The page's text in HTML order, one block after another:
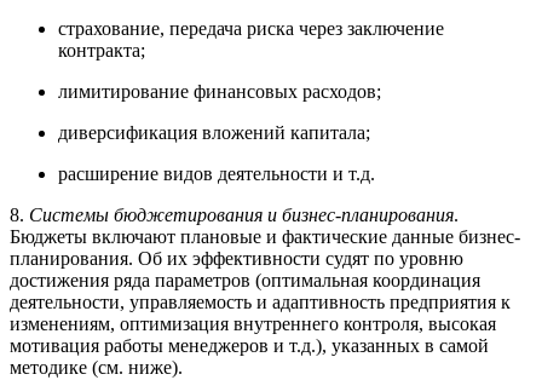
страхование, передача риска через заключение
контракта;
лимитирование финансовых расходов;
диверсификация вложений капитала;
расширение видов деятельности и т.д.
8. Системы бюджетирования и бизнес-планирования.
Бюджеты включают плановые и фактические данные бизнес-
планирования. Об их эффективности судят по уровню
достижения ряда параметров (оптимальная координация
деятельности, управляемость и адаптивность предприятия к
изменениям, оптимизация внутреннего контроля, высокая
мотивация работы менеджеров и т.д.), указанных в самой
методике (см. ниже).